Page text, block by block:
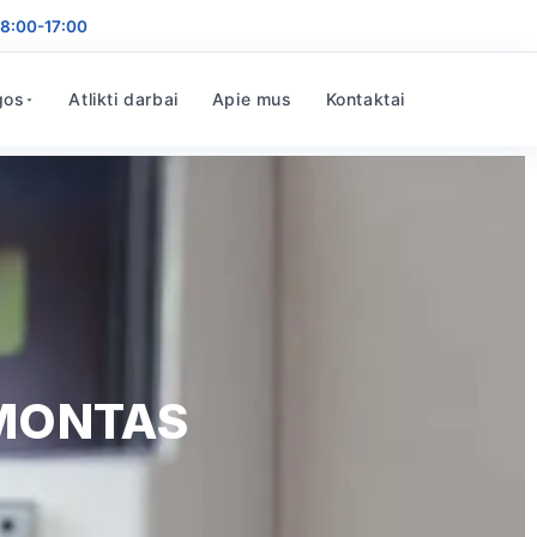
17:00
Atlikti darbai Apie mus Kontaktai